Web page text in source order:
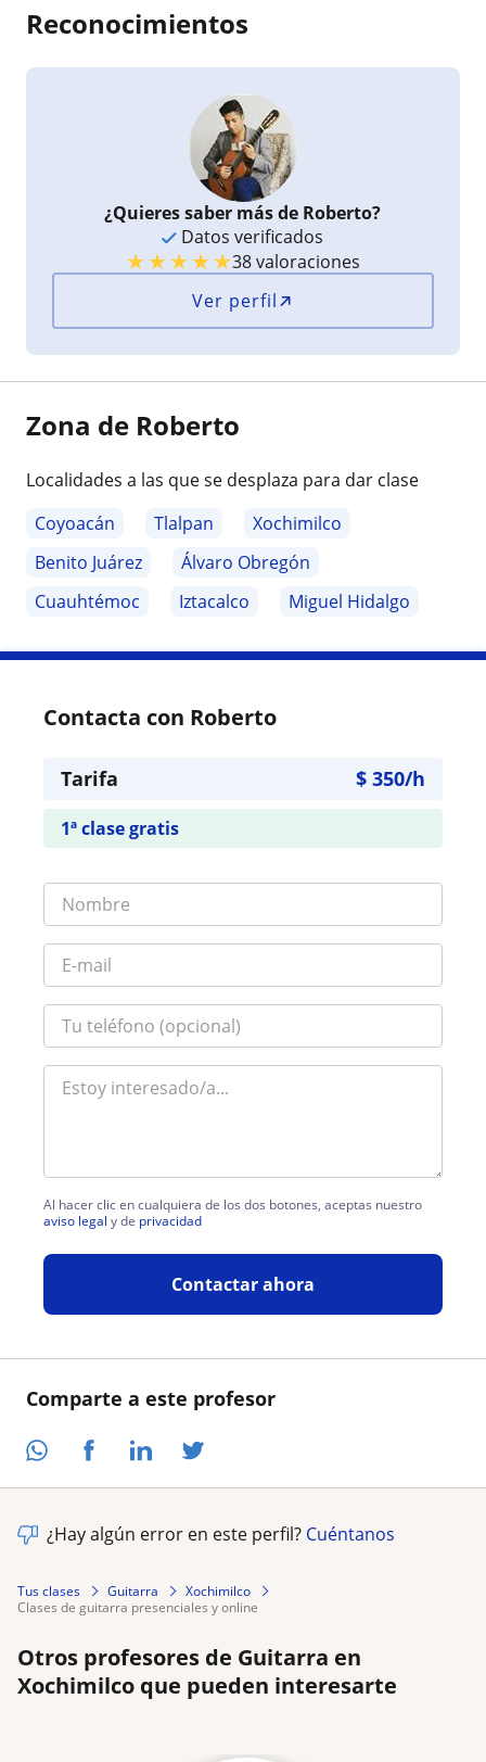
Comparte a este profesor
Reconocimientos
¿Quieres saber más de Roberto?
Datos verificados
★★★★★38 valoraciones
Ver perfil
Zona de Roberto
Localidades a las que se desplaza para dar clase
Coyoacán
Tlalpan
Xochimilco
Benito Juárez
Álvaro Obregón
Cuauhtémoc
Iztacalco Miguel Hidalgo
Contacta con Roberto
Tarifa $ 350/h
1ª clase gratis
Al hacer clic en cualquiera de los dos botones, aceptas nuestro
aviso legal y de privacidad
Contactar ahora
¿Hay algún error en este perfil? Cuéntanos
Tus clases Guitarra
Xochimilco
clases de guitarra presenciales y online
Otros profesores de Guitarra en
Xochimilco que pueden interesarte